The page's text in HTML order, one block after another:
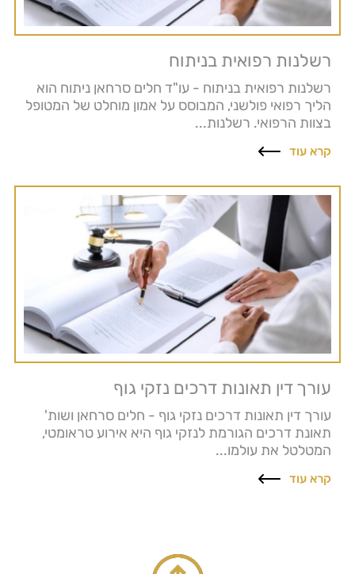
רשלנות רפואית בניתוח
רשלנות רפואית בניתוח - עו"ד חלים סרחאן ניתוח הוא
הליך רפואי פולשני, המבוסס על אמון מוחלט של המטופל
בצוות הרפואי. רשלנות...
קרא עוד
עורך דין תאונות דרכים נזקי גוף
עורך דין תאונות דרכים נזקי גוף - חלים סרחאן ושות'
תאונת דרכים הגורמת לנזקי גוף היא אירוע טראומטי,
המטלטל את עולמו...
קרא עוד